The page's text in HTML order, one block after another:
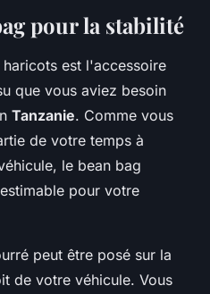
pour la stabilité
est l'accessoire
que vous aviez besoin
Tanzanie. Comme vous
de votre temps à
le bean bag
pour votre
peut être posé sur la
de votre véhicule. Vous